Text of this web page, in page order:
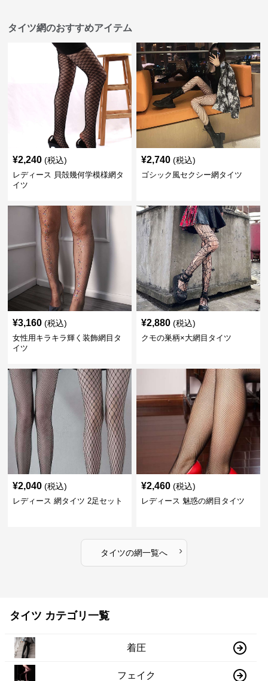
タイツ網のおすすめアイテム
¥2,240 (税込)
レディース 貝殻幾何学模様網タ
イツ
¥2,740 (税込)
ゴシック風セクシー網タイツ
¥3,160 (税込)
女性用キラキラ輝く装飾網目タ
イツ
¥2,880 (税込)
クモの巣柄×大網目タイツ
¥2,040 (税込)
レディース 網タイツ 2足セット
¥2,460 (税込)
レディース 魅惑の網目タイツ
タイツの網一覧へ ›
タイツ カテゴリ一覧
着圧
フェイク